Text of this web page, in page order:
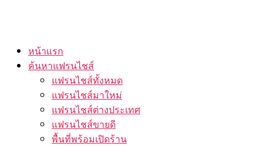
หน้าแรก
ค้นหาแฟรนไชส์
แฟรนไชส์ทั้งหมด
แฟรนไชส์มาใหม่
แฟรนไชส์ต่างประเทศ
แฟรนไชส์ขายดี
พื้นที่พร้อมเปิดร้าน